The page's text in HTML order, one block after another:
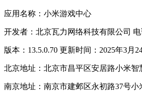
应用名称：小米游戏中心
开发者：北京瓦力网络科技有限公司 电
版本：13.5.0.70 更新时间：2025年3月
北京地址：北京市昌平区安居路小米智
南京地址：南京市建邺区永初路37号小